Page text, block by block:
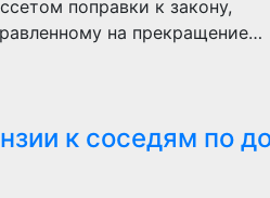
поправки к закону,
на прекращение…
к соседям по